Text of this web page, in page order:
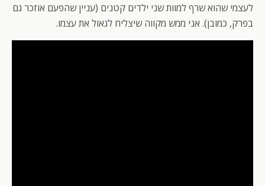
לעצמי שהוא שרף למוות שני ילדים קטנים (עניין שהפעם אוזכר גם
בפרק, כמובן). אני ממש מקווה שיצליח לגאול את עצמו.